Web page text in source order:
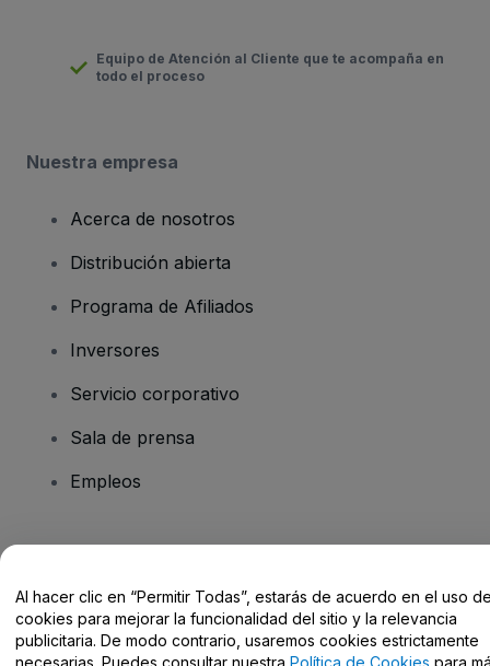
Equipo de Atención al Cliente que te acompaña en
todo el proceso
Nuestra empresa
Acerca de nosotros
Distribución abierta
Programa de Afiliados
Inversores
Servicio corporativo
Sala de prensa
Empleos
Centro de Ayuda / Contacto
Al hacer clic en “Permitir Todas”, estarás de acuerdo en el uso
cookies para mejorar la funcionalidad del sitio y la relevancia
publicitaria. De modo contrario, usaremos cookies estrictamente
necesarias. Puedes consultar nuestra Política de Cookies para